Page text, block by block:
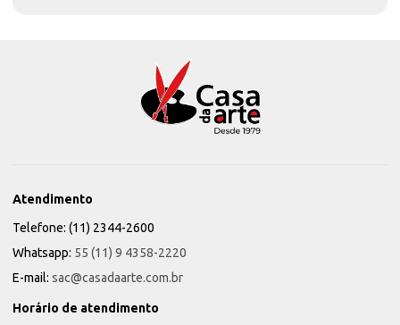
Atendimento
Telefone: (11) 2344-2600
Whatsapp: 55 (11) 9 4358-2220
E-mail: sac@casadaarte.com.br
Horário de atendimento